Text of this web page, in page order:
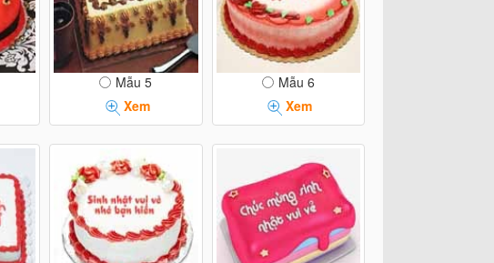
Mẫu 5
Xem
Mẫu 6
Xem